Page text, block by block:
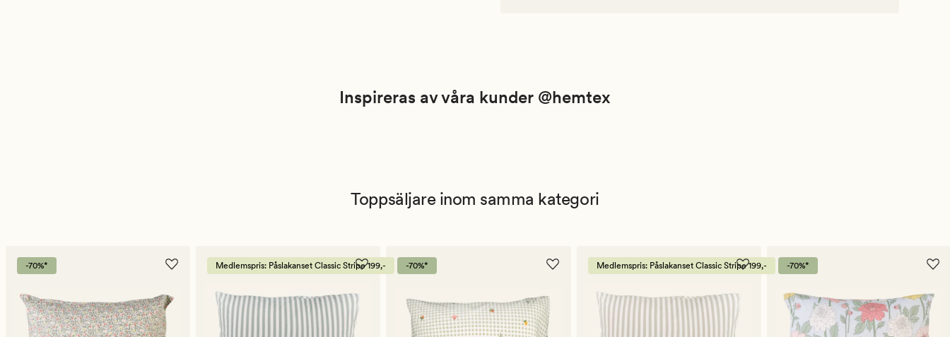
Inspireras av våra kunder @hemtex
Toppsäljare inom samma kategori
-70%* Medlemspris: Påslakanset Classic Stripe 199,- -70%* Medlemspris: Påslakanset Classic Stripe 199,- -70%*